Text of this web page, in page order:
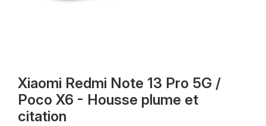
Xiaomi Redmi Note 13 Pro 5G /
Poco X6 - Housse plume et
citation